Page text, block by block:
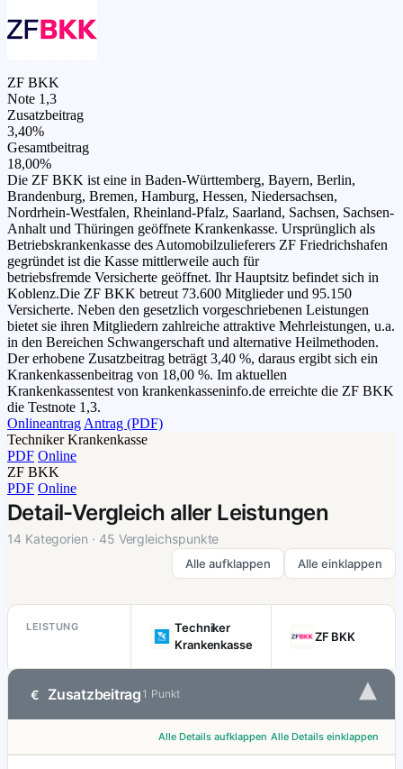
ZF BKK
Note 1,3
Zusatzbeitrag
3,40%
Gesamtbeitrag
18,00%
Die ZF BKK ist eine in Baden-Württemberg, Bayern, Berlin,
Brandenburg, Bremen, Hamburg, Hessen, Niedersachsen,
Nordrhein-Westfalen, Rheinland-Pfalz, Saarland, Sachsen, Sachsen-
Anhalt und Thüringen geöffnete Krankenkasse. Ursprünglich als
Betriebskrankenkasse des Automobilzulieferers ZF Friedrichshafen
gegründet ist die Kasse mittlerweile auch für
betriebsfremde Versicherte geöffnet. Ihr Hauptsitz befindet sich in
Koblenz.Die ZF BKK betreut 73.600 Mitglieder und 95.150
Versicherte. Neben den gesetzlich vorgeschriebenen Leistungen
bietet sie ihren Mitgliedern zahlreiche attraktive Mehrleistungen, u.a.
in den Bereichen Schwangerschaft und alternative Heilmethoden.
Der erhobene Zusatzbeitrag beträgt 3,40 %, daraus ergibt sich ein
Krankenkassenbeitrag von 18,00 %. Im aktuellen
Krankenkassentest von krankenkasseninfo.de erreichte die ZF BKK
die Testnote 1,3.
Onlineantrag Antrag (PDF)
Techniker Krankenkasse
PDF Online
ZF BKK
PDF Online
Detail-Vergleich aller Leistungen
14 Kategorien · 45 Vergleichspunkte
Alle aufklappen Alle einklappen
LEISTUNG
Techniker
Krankenkasse
ZF BKK
€ Zusatzbeitrag 1 Punkt ▾
Alle Details aufklappen Alle Details einklappen